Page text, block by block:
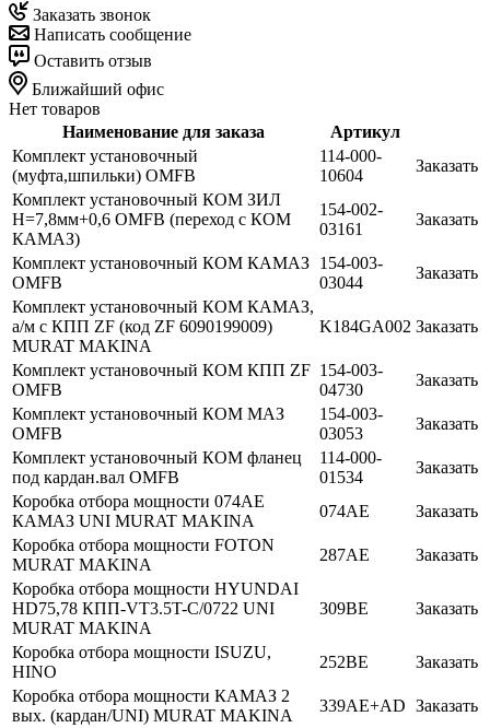
Заказать звонок
Написать сообщение
Оставить отзыв
Ближайший офис
Нет товаров
Наименование для заказа
Артикул
Комплект установочный
(муфта,шпильки) OMFB
114-000-
10604
Заказать
Комплект установочный КОМ ЗИЛ
H=7,8мм+0,6 OMFB (переход с КОМ
КАМАЗ)
154-002-
03161
Заказать
Комплект установочный КОМ КАМАЗ
OMFB
154-003-
03044
Заказать
Комплект установочный КОМ КАМАЗ,
а/м c КПП ZF (код ZF 6090199009)
MURAT MAKINA
K184GA002 Заказать
Комплект установочный КОМ КПП ZF
OMFB
154-003-
04730
Заказать
Комплект установочный КОМ МАЗ
OMFB
154-003-
03053
Заказать
Комплект установочный КОМ фланец
под кардан.вал OMFB
114-000-
01534
Заказать
Коробка отбора мощности 074AE
КАМАЗ UNI MURAT MAKINA
074AE
Заказать
Коробка отбора мощности FOTON
MURAT MAKINA
287AE
Заказать
Коробка отбора мощности HYUNDAI
HD75,78 КПП-VT3.5T-C/0722 UNI
MURAT MAKINA
309BE Заказать
Коробка отбора мощности ISUZU,
HINO
252BE
Заказать
Коробка отбора мощности КАМАЗ 2
вых. (кардан/UNI) MURAT MAKINA
339AE+AD Заказать